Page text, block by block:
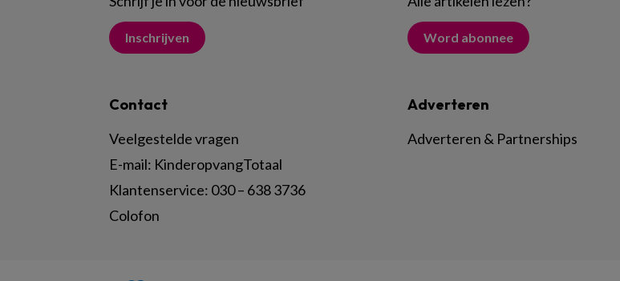
Inschrijven Word abonnee
Contact
Veelgestelde vragen
E-mail: KinderopvangTotaal
Klantenservice: 030 – 638 3736
Colofon
Adverteren
Adverteren & Partnerships